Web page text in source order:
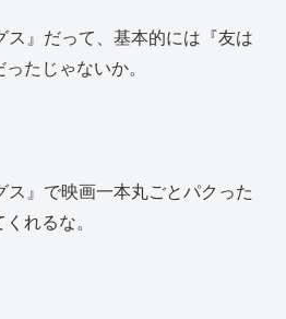
ス』だって、基本的には『友は
たじゃないか。
ス』で映画一本丸ごとパクった
れるな。